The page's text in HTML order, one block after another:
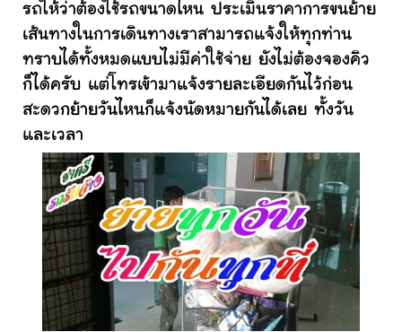
รถให้ว่าต้องใช้รถขนาดไหน ประเมินราคาการขนย้าย
เส้นทางในการเดินทางเราสามารถแจ้งให้ทุกท่าน
ทราบได้ทั้งหมดแบบไม่มีค่าใช้จ่าย ยังไม่ต้องจองคิว
ก็ได้ครับ แต่โทรเข้ามาแจ้งรายละเอียดกันไว้ก่อน
สะดวกย้ายวันไหนก็แจ้งนัดหมายกันได้เลย ทั้งวัน
และเวลา